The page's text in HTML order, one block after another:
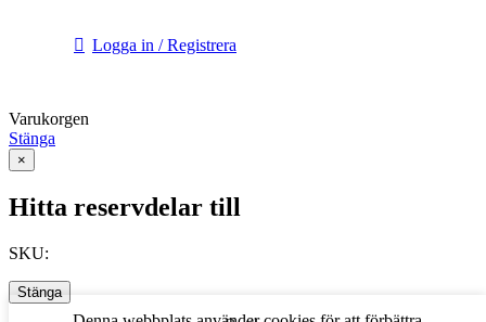
Logga in / Registrera
Varukorgen
Stänga
×
Hitta reservdelar till
SKU:
Stänga